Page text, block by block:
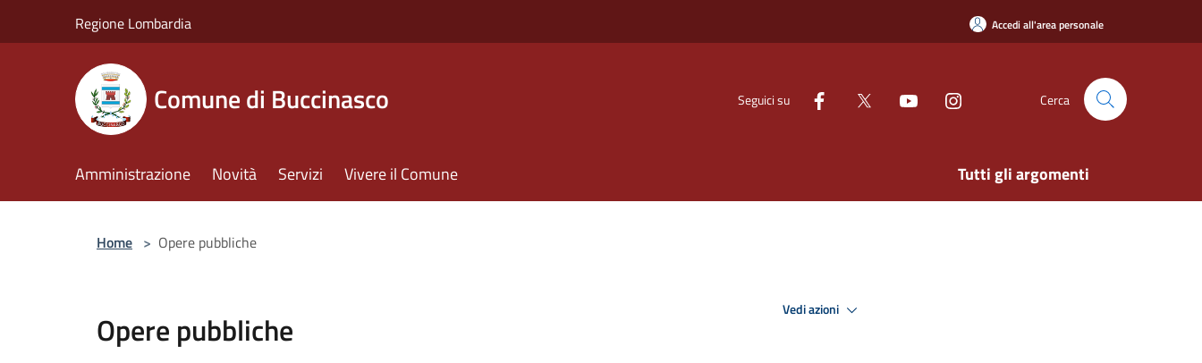
Regione Lombardia Accedi all'area personale
Comune di Buccinasco Seguici su Cerca
Amministrazione Novità Servizi Vivere il Comune Tutti gli argomenti
Home > Opere pubbliche
Opere pubbliche Vedi azioni